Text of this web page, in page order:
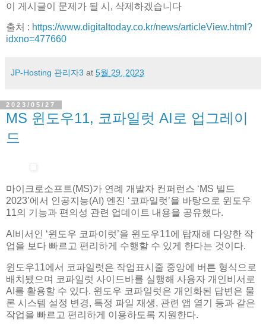
이 게시글이 문제가 될 시, 삭제하겠습니다
출처 : https://www.digitaltoday.co.kr/news/articleView.html?
idxno=477660
JP-Hosting 관리자3 at 5월 29, 2023
2023/05/27
MS 윈도우11, 코파일럿 AI로 업그레이
드
마이크로소프트(MS)가 연례 개발자 컨퍼런스 ‘MS 빌드
2023’에서 인공지능(AI) 엔진 ‘코파일럿’을 바탕으로 윈도우
11의 기능과 편의성 관련 업데이트 내용을 공유했다.
AI비서인 ‘윈도우 코파이럿’을 윈도우11에 탑재해 다양한 작
업을 보다 빠르고 편리하게 수행할 수 있게 한다는 것이다.
윈도우11에서 코파일럿은 작업표시줄 중앙에 버튼 형식으로
배치됐으며 코파일럿 사이드바를 실행해 사용자 개인비서로
AI를 활용할 수 있다. 윈도우 코파일럿은 개인화된 답변은 물
론 시스템 설정 변경, 특정 파일 재생, 관련 앱 열기 등과 같은
작업을 빠르고 편리하게 이용하도록 지원한다.